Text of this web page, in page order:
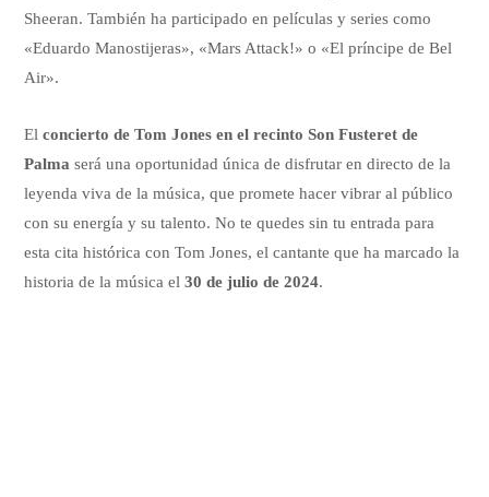
Sheeran. También ha participado en películas y series como
«Eduardo Manostijeras», «Mars Attack!» o «El príncipe de Bel
Air».
Elconcierto de Tom Jones en el recinto Son Fusteret de
Palma será una oportunidad única de disfrutar en directo de la
leyenda viva de la música, que promete hacer vibrar al público
con su energía y su talento. No te quedes sin tu entrada para
esta cita histórica con Tom Jones, el cantante que ha marcado la
historia de la música el30 de julio de 2024.